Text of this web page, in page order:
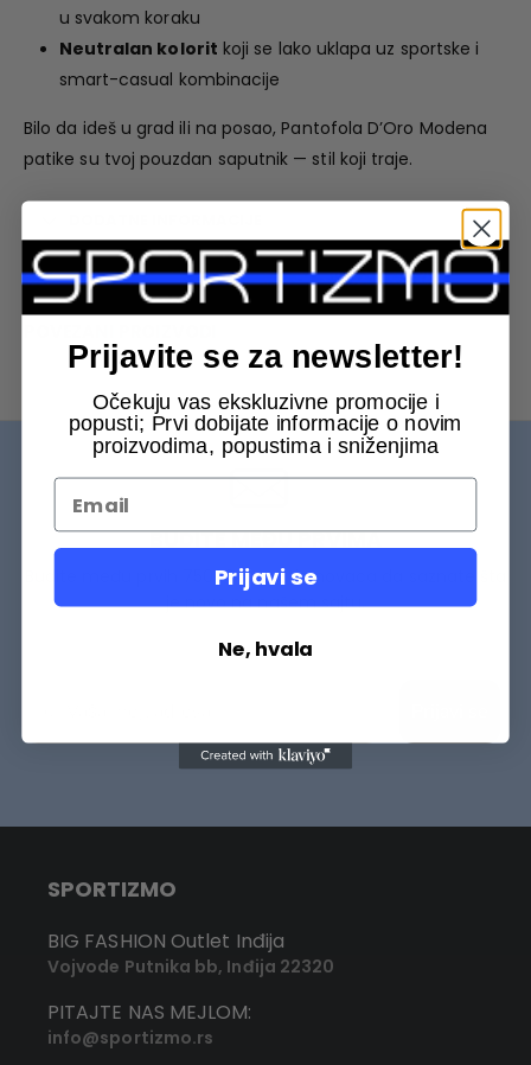
u svakom koraku
Neutralan kolorit koji se lako uklapa uz sportske i
smart-casual kombinacije
Bilo da ideš u grad ili na posao, Pantofola D’Oro Modena
patike su tvoj pouzdan saputnik — stil koji traje.
BUDITE MEĐU PRVIMA
Budite među prvih 75000+ Sportizmovaca da saznate šta
je novo na našem sajtu.
SPORTIZMO
BIG FASHION Outlet Inđija
Vojvode Putnika bb, Inđija 22320
PITAJTE NAS MEJLOM:
info@sportizmo.rs
Prijavite se za newsletter!
Očekuju vas ekskluzivne promocije i
popusti; Prvi dobijate informacije o novim
proizvodima, popustima i sniženjima
Prijavi se
Ne, hvala